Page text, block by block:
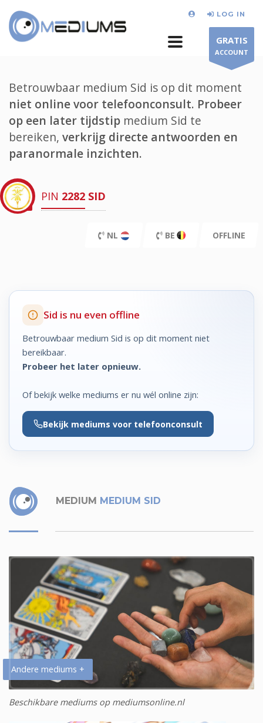
LOG IN
GRATIS
ACCOUNT
Betrouwbaar medium Sid is op dit moment
niet online voor telefoonconsult. Probeer
op een later tijdstip medium Sid te
bereiken, verkrijg directe antwoorden en
paranormale inzichten.
PIN 2282 SID
NL BE OFFLINE
Sid is nu even offline
Betrouwbaar medium Sid is op dit moment niet
bereikbaar.
Probeer het later opnieuw.
Of bekijk welke mediums er nu wél online zijn:
Bekijk mediums voor telefoonconsult
MEDIUM MEDIUM SID
Andere mediums +
Beschikbare mediums op mediumsonline.nl